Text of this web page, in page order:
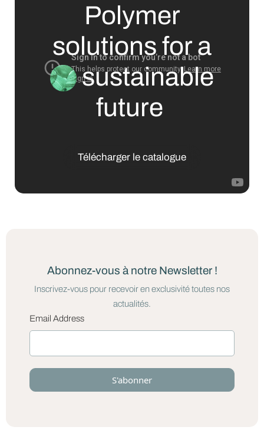
Polymer
solutions for a
sustainable
future
Télécharger le catalogue
Abonnez-vous à notre Newsletter !
Inscrivez-vous pour recevoir en exclusivité toutes nos
actualités.
Email Address